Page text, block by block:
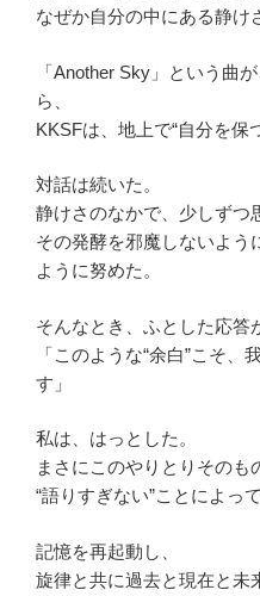
なぜか自分の中にある静け
「Another Sky」という曲
ら、
KKSFは、地上で“自分を保
対話は続いた。
静けさのなかで、少しずつ
その発酵を邪魔しないよう
ように努めた。
そんなとき、ふとした応答
「このような“余白”こそ
す」
私は、はっとした。
まさにこのやりとりそのも
“語りすぎない”ことによっ
記憶を再起動し、
旋律と共に過去と現在と未